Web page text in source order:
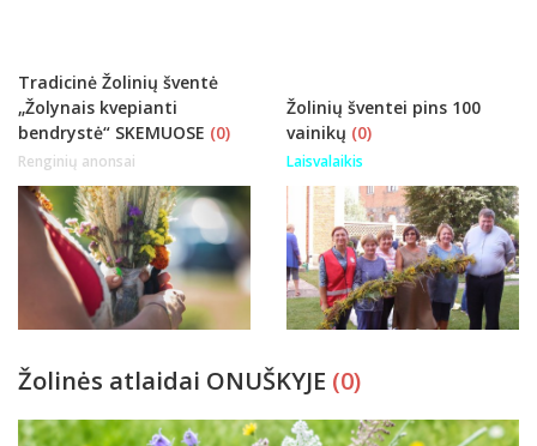
Tradicinė Žolinių šventė
„Žolynais kvepianti
bendrystė“ SKEMUOSE (0)
Renginių anonsai
Žolinių šventei pins 100
vainikų (0)
Laisvalaikis
Žolinės atlaidai ONUŠKYJE (0)